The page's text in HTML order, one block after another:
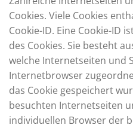
Cookies. Viele Cookies
Cookie-ID. Eine Cookie-ID
des Cookies. Sie besteht
welche Internetseiten und
Internetbrowser
das Cookie gespeichert
besuchten Internetseiten
individuellen Browser der